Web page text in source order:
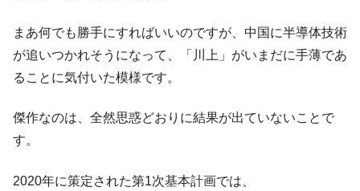
た ⇒ 国家が行った恐るべき株価操作であり、空前の国政壟
『Money1』
韓国･警察職員が「丸刈りになって抗議活
『Money1』
中国だけが鉄鋼輸出を異常増加させる ⇒ 中
国の過剰生産が世界を蝕む。
種は全般的「不調」⇒ PSIが示す現況は決して良くない。
まあ何でも勝手にすればいいのですが、中国に半導体技術
が追いつかれそうになって、「川上」がいまだに手薄であ
ることに気付いた模様です。
傑作なのは、全然思惑どおりに結果が出ていないことで
す。
2020年に策定された第1次基本計画では、